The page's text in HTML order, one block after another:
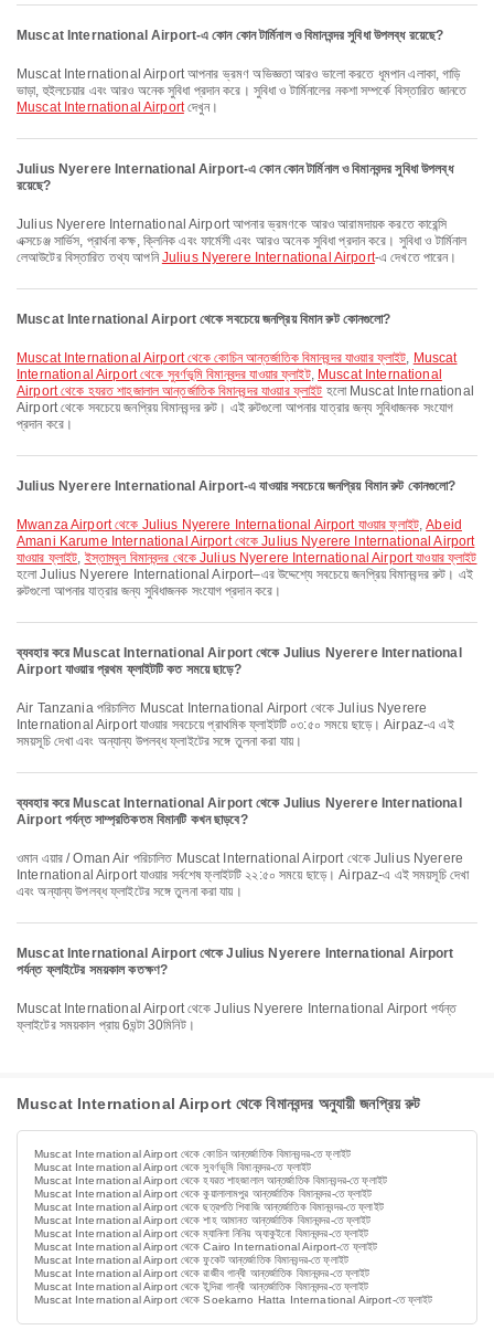
Muscat International Airport-এ কোন কোন টার্মিনাল ও বিমানবন্দর সুবিধা উপলব্ধ রয়েছে?
Muscat International Airport আপনার ভ্রমণ অভিজ্ঞতা আরও ভালো করতে ধূমপান এলাকা, গাড়ি
ভাড়া, হুইলচেয়ার এবং আরও অনেক সুবিধা প্রদান করে। সুবিধা ও টার্মিনালের নকশা সম্পর্কে বিস্তারিত জানতে
Muscat International Airportদেখুন।
Julius Nyerere International Airport-এ কোন কোন টার্মিনাল ও বিমানবন্দর সুবিধা উপলব্ধ
রয়েছে?
Julius Nyerere International Airport আপনার ভ্রমণকে আরও আরামদায়ক করতে কারেন্সি
এক্সচেঞ্জ সার্ভিস, প্রার্থনা কক্ষ, ক্লিনিক এবং ফার্মেসী এবং আরও অনেক সুবিধা প্রদান করে। সুবিধা ও টার্মিনাল
লেআউটের বিস্তারিত তথ্য আপনিJulius Nyerere International Airport-এ দেখতে পারেন।
Muscat International Airport থেকে সবচেয়ে জনপ্রিয় বিমান রুট কোনগুলো?
Muscat International Airport থেকে কোচিন আন্তর্জাতিক বিমানবন্দর যাওয়ার ফ্লাইট, Muscat
International Airport থেকে সুবর্ণভূমি বিমানবন্দর যাওয়ার ফ্লাইট, Muscat International
Airport থেকে হযরত শাহজালাল আন্তর্জাতিক বিমানবন্দর যাওয়ার ফ্লাইট হলো Muscat International
Airport থেকে সবচেয়ে জনপ্রিয় বিমানবন্দর রুট। এই রুটগুলো আপনার যাত্রার জন্য সুবিধাজনক সংযোগ
প্রদান করে।
Julius Nyerere International Airport-এ যাওয়ার সবচেয়ে জনপ্রিয় বিমান রুট কোনগুলো?
Mwanza Airport থেকে Julius Nyerere International Airport যাওয়ার ফ্লাইট,Abeid
Amani Karume International Airport থেকে Julius Nyerere International Airport
যাওয়ার ফ্লাইট, ইস্তাম্বুল বিমানবন্দর থেকে Julius Nyerere International Airport যাওয়ার ফ্লাইট
হলো Julius Nyerere International Airport–এর উদ্দেশ্যে সবচেয়ে জনপ্রিয় বিমানবন্দর রুট। এই
রুটগুলো আপনার যাত্রার জন্য সুবিধাজনক সংযোগ প্রদান করে।
ব্যবহার করে Muscat International Airport থেকে Julius Nyerere International
Airport যাওয়ার প্রথম ফ্লাইটটি কত সময়ে ছাড়ে?
Air Tanzania পরিচালিত Muscat International Airport থেকে Julius Nyerere
International Airport যাওয়ার সবচেয়ে প্রাথমিক ফ্লাইটটি ০৩:৫০ সময়ে ছাড়ে। Airpaz-এ এই
সময়সূচি দেখা এবং অন্যান্য উপলব্ধ ফ্লাইটের সঙ্গে তুলনা করা যায়।
ব্যবহার করে Muscat International Airport থেকে Julius Nyerere International
Airport পর্যন্ত সাম্প্রতিকতম বিমানটি কখন ছাড়বে?
ওমান এয়ার / Oman Air পরিচালিত Muscat International Airport থেকে Julius Nyerere
International Airport যাওয়ার সর্বশেষ ফ্লাইটটি ২২:৫০ সময়ে ছাড়ে। Airpaz-এ এই সময়সূচি দেখা
এবং অন্যান্য উপলব্ধ ফ্লাইটের সঙ্গে তুলনা করা যায়।
Muscat International Airport থেকে Julius Nyerere International Airport
পর্যন্ত ফ্লাইটের সময়কাল কতক্ষণ?
Muscat International Airport থেকে Julius Nyerere International Airport পর্যন্ত
ফ্লাইটের সময়কাল প্রায় 6ঘন্টা 30মিনিট।
Muscat International Airport থেকে বিমানবন্দর অনুযায়ী জনপ্রিয় রুট
Muscat International Airport থেকে কোচিন আন্তর্জাতিক বিমানবন্দর-তে ফ্লাইট
Muscat International Airport থেকে সুবর্ণভূমি বিমানবন্দর-তে ফ্লাইট
Muscat International Airport থেকে হযরত শাহজালাল আন্তর্জাতিক বিমানবন্দর-তে ফ্লাইট
Muscat International Airport থেকে কুয়ালালামপুর আন্তর্জাতিক বিমানবন্দর-তে ফ্লাইট
Muscat International Airport থেকে ছত্রপতি শিবাজি আন্তর্জাতিক বিমানবন্দর-তে ফ্লাইট
Muscat International Airport থেকে শাহ আমানত আন্তর্জাতিক বিমানবন্দর-তে ফ্লাইট
Muscat International Airport থেকে ম্যানিলা নিনিয় অ্যাকুইনো বিমানবন্দর-তে ফ্লাইট
Muscat International Airport থেকে Cairo International Airport-তে ফ্লাইট
Muscat International Airport থেকে ফুকেট আন্তর্জাতিক বিমানবন্দর-তে ফ্লাইট
Muscat International Airport থেকে রাজীব গান্ধী আন্তর্জাতিক বিমানবন্দর-তে ফ্লাইট
Muscat International Airport থেকে ইন্দিরা গান্ধী আন্তর্জাতিক বিমানবন্দর-তে ফ্লাইট
Muscat International Airport থেকে Soekarno Hatta International Airport-তে ফ্লাইট